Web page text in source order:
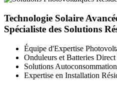
Technologie Solaire
Spécialiste des Solutions
Équipe d'Expertise
Onduleurs et Batteries
Solutions
Expertise en Installation